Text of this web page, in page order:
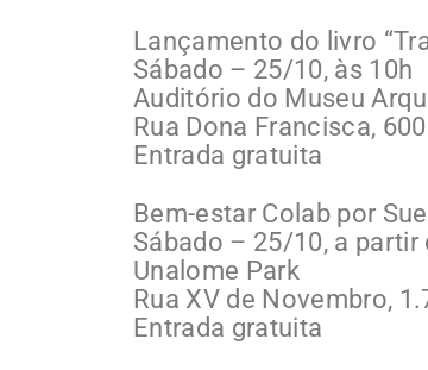
Lançamento do livro
Sábado – 25/10, às 10h
Auditório do Museu
Rua Dona Francisca,
Entrada gratuita
Bem-estar Colab por
Sábado – 25/10, a partir
Unalome Park
Rua XV de Novembro,
Entrada gratuita